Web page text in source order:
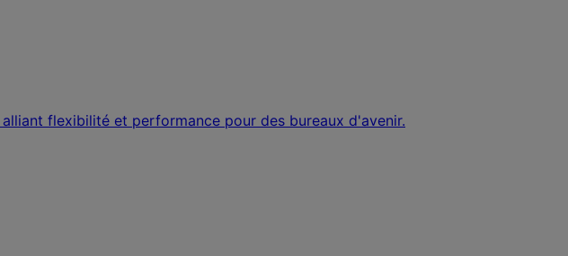
flexibilité et performance pour des bureaux d'avenir.